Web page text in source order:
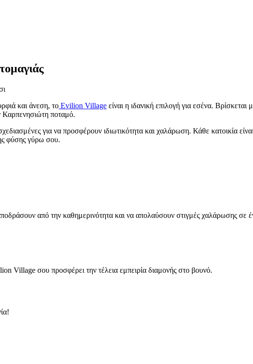
και άνεση, το Evilion Village είναι η ιδανική επιλογή για εσένα.
Καρπενησιώτη ποταμό.
για να προσφέρουν ιδιωτικότητα και χαλάρωση. Κάθε κατοικία
φύσης γύρω σου.
από την καθημερινότητα και να απολαύσουν στιγμές χαλάρωσης σε
Village σου προσφέρει την τέλεια εμπειρία διαμονής στο βουνό.